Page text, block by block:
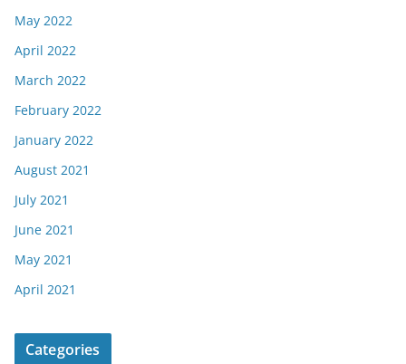
May 2022
April 2022
March 2022
February 2022
January 2022
August 2021
July 2021
June 2021
May 2021
April 2021
Categories